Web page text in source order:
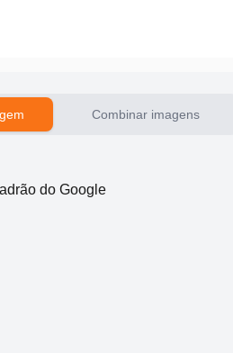
Combinar imagens
do Google